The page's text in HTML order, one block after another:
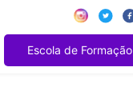
Escola de Formação